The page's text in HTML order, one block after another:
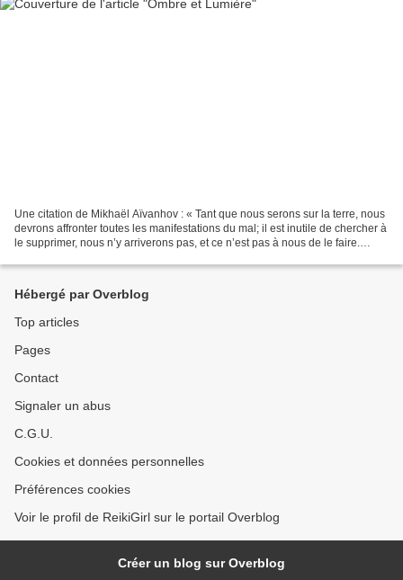
Une citation de Mikhaël Aïvanhov : « Tant que nous serons sur la terre, nous
devrons affronter toutes les manifestations du mal; il est inutile de chercher à
le supprimer, nous n’y arriverons pas, et ce n’est pas à nous de le faire.
Hébergé par Overblog
Top articles
Pages
Contact
Signaler un abus
C.G.U.
Cookies et données personnelles
Préférences cookies
Voir le profil de ReikiGirl sur le portail Overblog
Créer un blog sur Overblog